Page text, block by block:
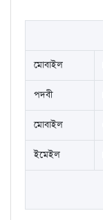
মোবাইল
পদবী
মোবাইল
ইমেইল